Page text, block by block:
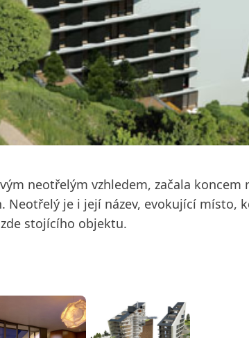
neotřelým vzhledem, začala
je i její název, evokující místo,
stojícího objektu.